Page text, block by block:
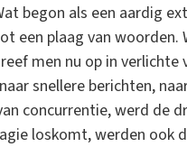
begon als een aardig
een plaag van
men nu op in verlichte
snellere berichten,
concurrentie, werd de
loskomt, werden ook